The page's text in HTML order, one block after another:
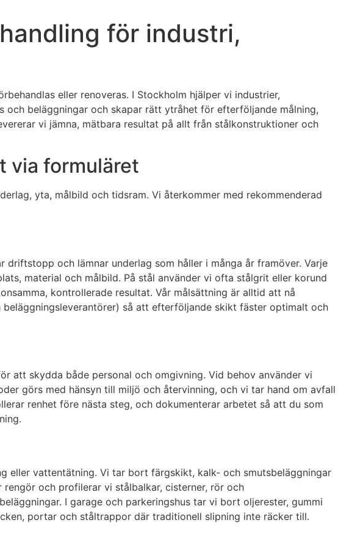
för industri,
eller renoveras. I Stockholm hjälper vi industrier,
beläggningar och skapar rätt ytråhet för efterföljande målning,
vi jämna, mätbara resultat på allt från stålkonstruktioner och
via formuläret
yta, målbild och tidsram. Vi återkommer med rekommenderad
och lämnar underlag som håller i många år framöver. Varje
material och målbild. På stål använder vi ofta stålgrit eller korund
kontrollerade resultat. Vår målsättning är alltid att nå
så att efterföljande skikt fäster optimalt och
att skydda både personal och omgivning. Vid behov använder vi
görs med hänsyn till miljö och återvinning, och vi tar hand om avfall
renhet före nästa steg, och dokumenterar arbetet så att du som
eller vattentätning. Vi tar bort färgskikt, kalk- och smutsbeläggningar
och profilerar vi stålbalkar, cisterner, rör och
I garage och parkeringshus tar vi bort oljerester, gummi
portar och ståltrappor där traditionell slipning inte räcker till.